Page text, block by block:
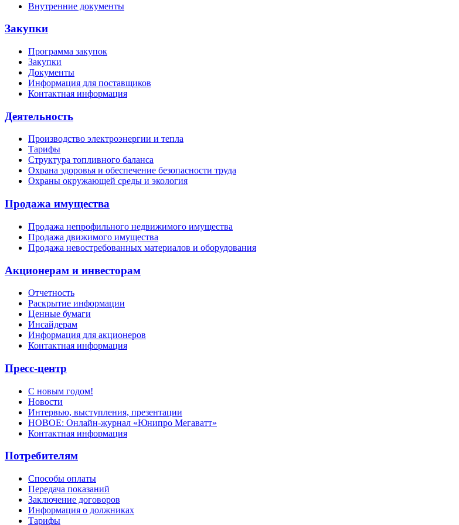
Внутренние документы
Закупки
Программа закупок
Закупки
Документы
Информация для поставщиков
Контактная информация
Деятельность
Производство электроэнергии и тепла
Тарифы
Структура топливного баланса
Охрана здоровья и обеспечение безопасности труда
Охраны окружающей среды и экология
Продажа имущества
Продажа непрофильного недвижимого имущества
Продажа движимого имущества
Продажа невостребованных материалов и оборудования
Акционерам и инвесторам
Отчетность
Раскрытие информации
Ценные бумаги
Инсайдерам
Информация для акционеров
Контактная информация
Пресс-центр
С новым годом!
Новости
Интервью, выступления, презентации
НОВОЕ: Онлайн-журнал «Юнипро Мегаватт»
Контактная информация
Потребителям
Способы оплаты
Передача показаний
Заключение договоров
Информация о должниках
Тарифы